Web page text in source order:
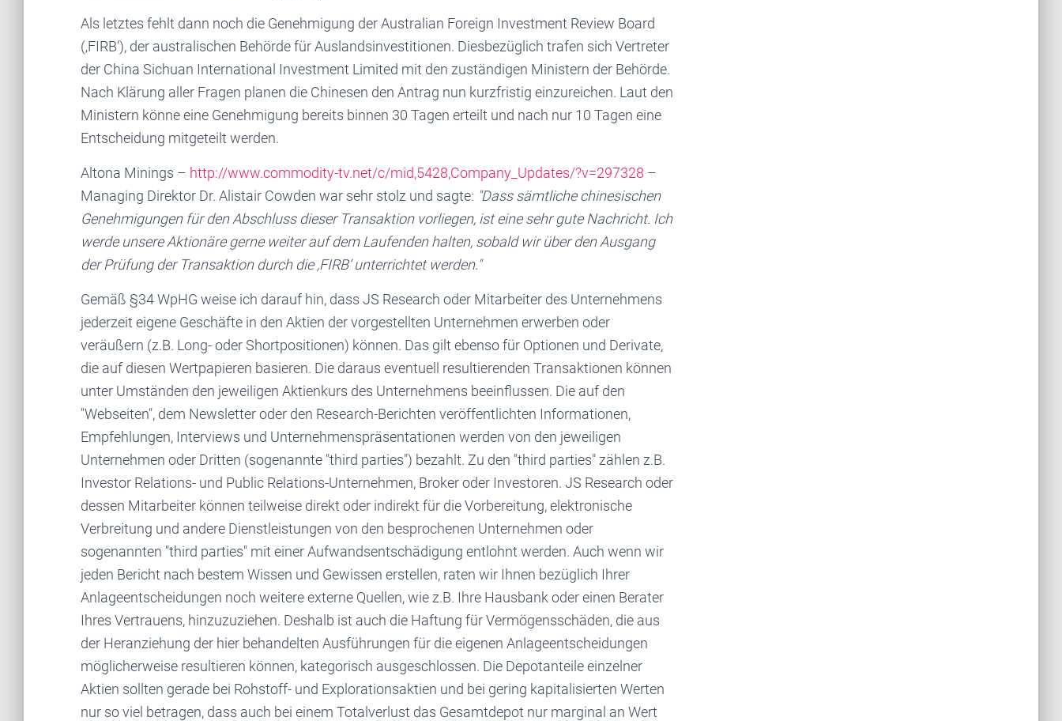
Als letztes fehlt dann noch die Genehmigung der Australian Foreign Investment Review Board
(‚FIRB‘), der australischen Behörde für Auslandsinvestitionen. Diesbezüglich trafen sich Vertreter
der China Sichuan International Investment Limited mit den zuständigen Ministern der Behörde.
Nach Klärung aller Fragen planen die Chinesen den Antrag nun kurzfristig einzureichen. Laut den
Ministern könne eine Genehmigung bereits binnen 30 Tagen erteilt und nach nur 10 Tagen eine
Entscheidung mitgeteilt werden.
Altona Minings – http://www.commodity-tv.net/c/mid,5428,Company_Updates/?v=297328 –
Managing Direktor Dr. Alistair Cowden war sehr stolz und sagte: "Dass sämtliche chinesischen
Genehmigungen für den Abschluss dieser Transaktion vorliegen, ist eine sehr gute Nachricht. Ich
werde unsere Aktionäre gerne weiter auf dem Laufenden halten, sobald wir über den Ausgang
der Prüfung der Transaktion durch die ‚FIRB‘ unterrichtet werden."
Gemäß §34 WpHG weise ich darauf hin, dass JS Research oder Mitarbeiter des Unternehmens
jederzeit eigene Geschäfte in den Aktien der vorgestellten Unternehmen erwerben oder
veräußern (z.B. Long- oder Shortpositionen) können. Das gilt ebenso für Optionen und Derivate,
die auf diesen Wertpapieren basieren. Die daraus eventuell resultierenden Transaktionen können
unter Umständen den jeweiligen Aktienkurs des Unternehmens beeinflussen. Die auf den
"Webseiten", dem Newsletter oder den Research-Berichten veröffentlichten Informationen,
Empfehlungen, Interviews und Unternehmenspräsentationen werden von den jeweiligen
Unternehmen oder Dritten (sogenannte "third parties") bezahlt. Zu den "third parties" zählen z.B.
Investor Relations- und Public Relations-Unternehmen, Broker oder Investoren. JS Research oder
dessen Mitarbeiter können teilweise direkt oder indirekt für die Vorbereitung, elektronische
Verbreitung und andere Dienstleistungen von den besprochenen Unternehmen oder
sogenannten "third parties" mit einer Aufwandsentschädigung entlohnt werden. Auch wenn wir
jeden Bericht nach bestem Wissen und Gewissen erstellen, raten wir Ihnen bezüglich Ihrer
Anlageentscheidungen noch weitere externe Quellen, wie z.B. Ihre Hausbank oder einen Berater
Ihres Vertrauens, hinzuzuziehen. Deshalb ist auch die Haftung für Vermögensschäden, die aus
der Heranziehung der hier behandelten Ausführungen für die eigenen Anlageentscheidungen
möglicherweise resultieren können, kategorisch ausgeschlossen. Die Depotanteile einzelner
Aktien sollten gerade bei Rohstoff- und Explorationsaktien und bei gering kapitalisierten Werten
nur so viel betragen, dass auch bei einem Totalverlust das Gesamtdepot nur marginal an Wert